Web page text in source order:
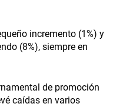
incremento (1%) y
(8%), siempre en
de promoción
caídas en varios